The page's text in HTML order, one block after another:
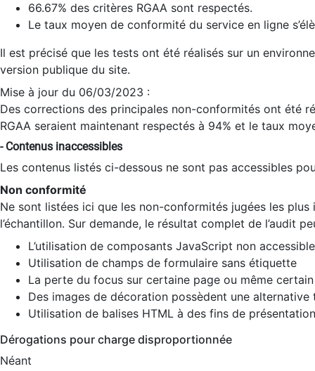
66.67% des critères RGAA sont respectés.
Le taux moyen de conformité du service en ligne
Il est précisé que les tests ont été réalisés sur un
version publique du site.
Mise à jour du 06/03/2023 :
Des corrections des principales non-conformités ont été
RGAA seraient maintenant respectés à 94% et le taux
- Contenus inaccessibles
Les contenus listés ci-dessous ne sont pas accessibles
Non conformité
Ne sont listées ici que les non-conformités jugées les
l’échantillon. Sur demande, le résultat complet de l’audit
L’utilisation de composants JavaScript non
Utilisation de champs de formulaire sans étiquette
La perte du focus sur certaine page ou même
Des images de décoration possèdent une alternative
Utilisation de balises HTML à des fins de
Dérogations pour charge disproportionnée
Néant